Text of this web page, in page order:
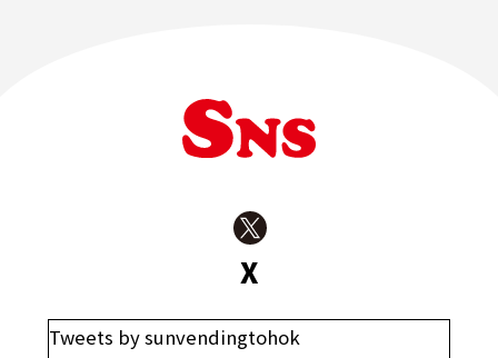
X
Tweets by sunvendingtohok